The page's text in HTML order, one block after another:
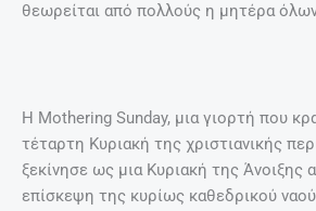
θεωρείται από πολλούς η μητέρα
Η Mothering Sunday, μια γιορτή που
τέταρτη Κυριακή της χριστιανικής
ξεκίνησε ως μια Κυριακή της Άνοιξης
επίσκεψη της κυρίως καθεδρικού